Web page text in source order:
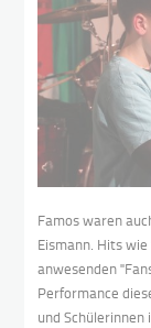
Famos waren
Eismann. Hits
anwesenden
Performance
und